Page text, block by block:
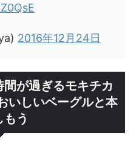
2016年12月24日
が過ぎるモキチカ
いしいベーグルと本
もう